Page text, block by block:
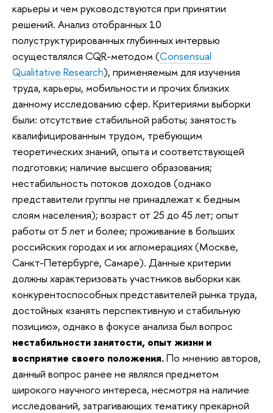
карьеры и чем руководствуются при принятии
решений. Анализ отобранных 10
полуструктурированных глубинных интервью
осуществлялся CQR-методом (Consensual
Qualitative Research), применяемым для изучения
труда, карьеры, мобильности и прочих близких
данному исследованию сфер. Критериями выборки
были: отсутствие стабильной работы; занятость
квалифицированным трудом, требующим
теоретических знаний, опыта и соответствующей
подготовки; наличие высшего образования;
нестабильность потоков доходов (однако
представители группы не принадлежат к бедным
слоям населения); возраст от 25 до 45 лет; опыт
работы от 5 лет и более; проживание в больших
российских городах и их агломерациях (Москве,
Санкт-Петербурге, Самаре). Данные критерии
должны характеризовать участников выборки как
конкурентоспособных представителей рынка труда,
достойных «занять перспективную и стабильную
позицию», однако в фокусе анализа был вопрос
нестабильности занятости, опыт жизни и
восприятие своего положения.По мнению авторов,
данный вопрос ранее не являлся предметом
широкого научного интереса, несмотря на наличие
исследований, затрагивающих тематику прекарной